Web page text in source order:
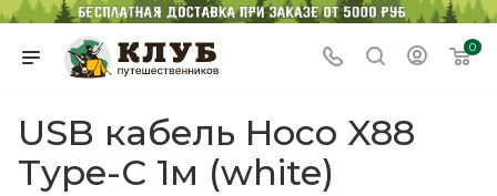
0
USB кабель Hoco X88
Type-C 1м (white)